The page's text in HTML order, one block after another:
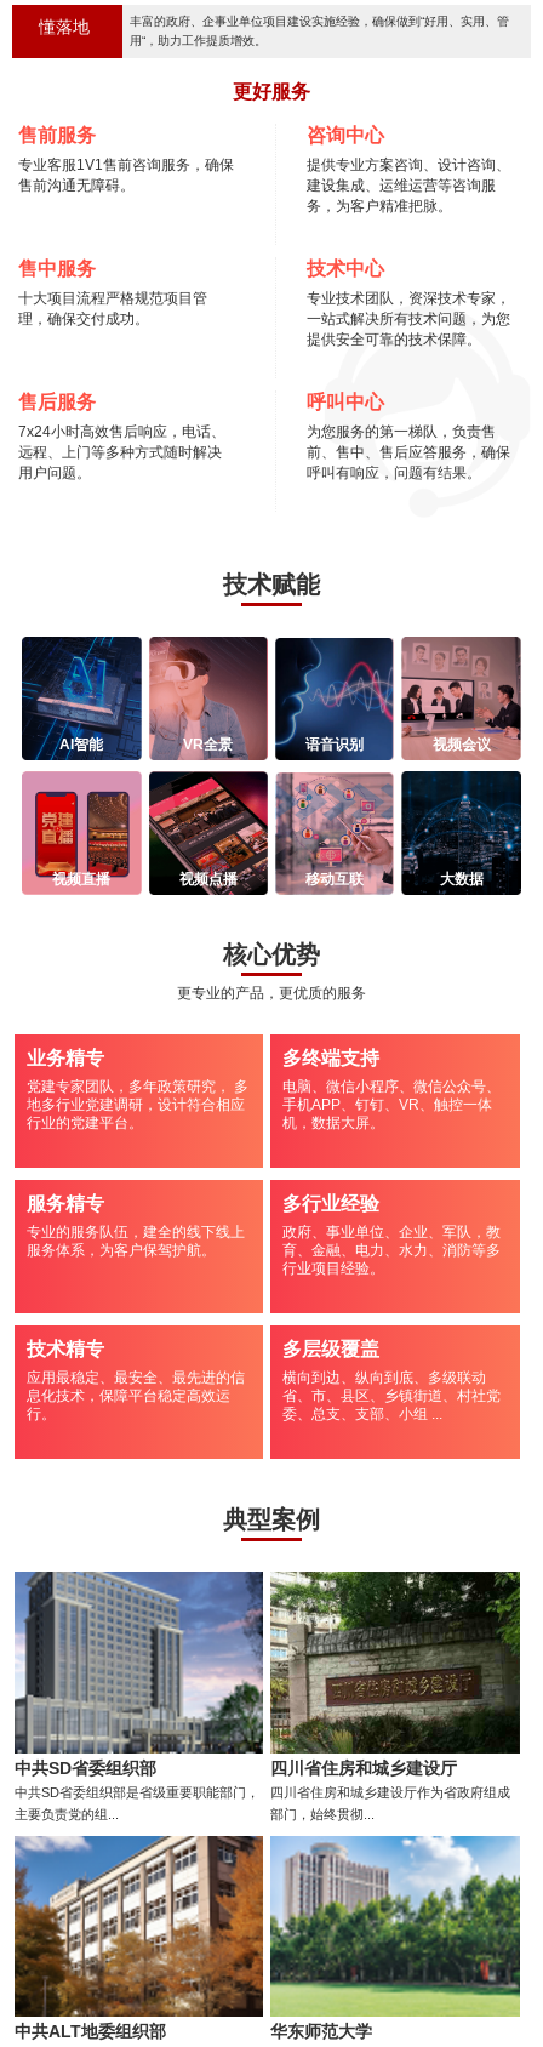
懂落地
丰富的政府、企事业单位项目建设实施经验，确保做到“好用、实用、管
用“，助力工作提质增效。
更好服务
售前服务
专业客服1V1售前咨询服务，确保
售前沟通无障碍。
咨询中心
提供专业方案咨询、设计咨询、
建设集成、运维运营等咨询服
务，为客户精准把脉。
售中服务
十大项目流程严格规范项目管
理，确保交付成功。
技术中心
专业技术团队，资深技术专家，
一站式解决所有技术问题，为您
提供安全可靠的技术保障。
售后服务
7x24小时高效售后响应，电话、
远程、上门等多种方式随时解决
用户问题。
呼叫中心
为您服务的第一梯队，负责售
前、售中、售后应答服务，确保
呼叫有响应，问题有结果。
技术赋能
AI智能 VR全景 语音识别 视频会议
视频直播 视频点播 移动互联 大数据
核心优势
更专业的产品，更优质的服务
业务精专
党建专家团队，多年政策研究， 多
地多行业党建调研，设计符合相应
行业的党建平台。
多终端支持
电脑、微信小程序、微信公众号、
手机APP、钉钉、VR、触控一体
机，数据大屏。
服务精专
专业的服务队伍，建全的线下线上
服务体系，为客户保驾护航。
多行业经验
政府、事业单位、企业、军队，教
育、金融、电力、水力、消防等多
行业项目经验。
技术精专
应用最稳定、最安全、最先进的信
息化技术，保障平台稳定高效运
行。
多层级覆盖
横向到边、纵向到底、多级联动
省、市、县区、乡镇街道、村社党
委、总支、支部、小组 ...
典型案例
中共SD省委组织部
中共SD省委组织部是省级重要职能部门，
主要负责党的组...
四川省住房和城乡建设厅
四川省住房和城乡建设厅作为省政府组成
部门，始终贯彻...
中共ALT地委组织部 华东师范大学